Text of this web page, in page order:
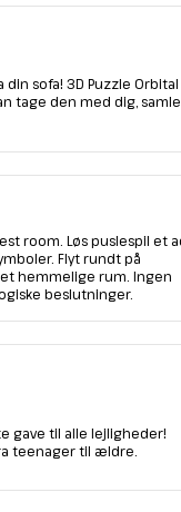
sofa! 3D Puzzle Orbital
tage den med dig, samle
room. Løs puslespil et
Flyt rundt på
hemmelige rum. Ingen
beslutninger.
gave til alle lejligheder!
teenager til ældre.